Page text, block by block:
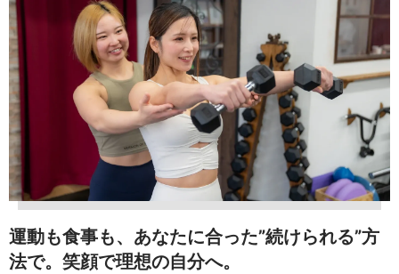
運動も食事も、あなたに合った”続けられる”方
法で。笑顔で理想の自分へ。